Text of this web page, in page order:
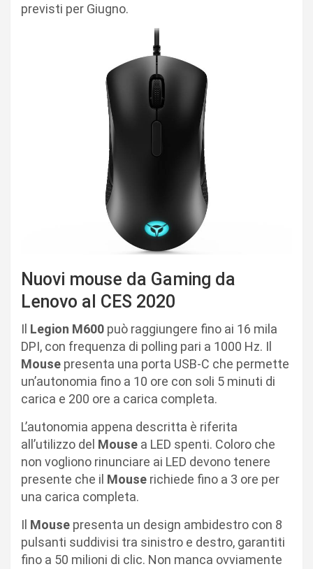
previsti per Giugno.
Nuovi mouse da Gaming da
Lenovo al CES 2020
Il Legion M600 può raggiungere fino ai 16 mila
DPI, con frequenza di polling pari a 1000 Hz. Il
Mouse presenta una porta USB-C che permette
un’autonomia fino a 10 ore con soli 5 minuti di
carica e 200 ore a carica completa.
L’autonomia appena descritta è riferita
all’utilizzo del Mouse a LED spenti. Coloro che
non vogliono rinunciare ai LED devono tenere
presente che il Mouse richiede fino a 3 ore per
una carica completa.
Il Mouse presenta un design ambidestro con 8
pulsanti suddivisi tra sinistro e destro, garantiti
fino a 50 milioni di clic. Non manca ovviamente